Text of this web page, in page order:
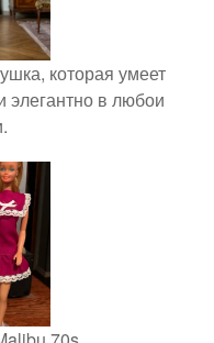
которая умеет
элегантно в любои